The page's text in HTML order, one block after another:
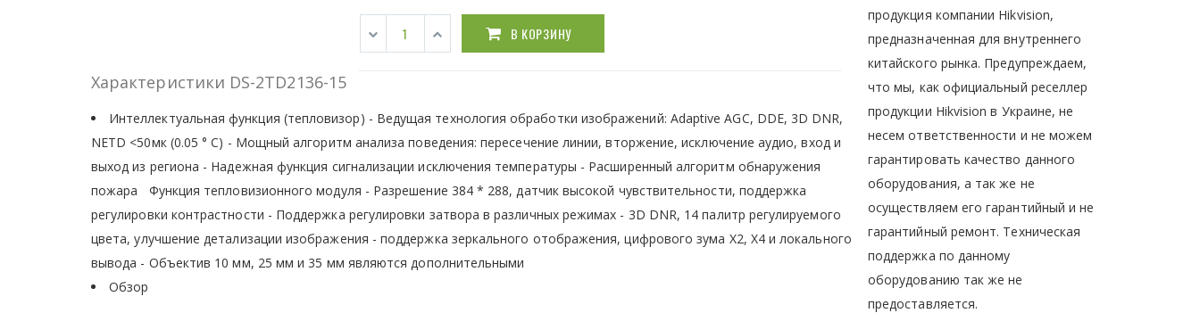
В КОРЗИНУ
Характеристики DS-2TD2136-15
Интеллектуальная функция (тепловизор) - Ведущая технология обработки изображений: Adaptive AGC, DDE, 3D DNR,
NETD <50мк (0.05 ° C) - Мощный алгоритм анализа поведения: пересечение линии, вторжение, исключение аудио, вход и
выход из региона - Надежная функция сигнализации исключения температуры - Расширенный алгоритм обнаружения
пожара Функция тепловизионного модуля - Разрешение 384 * 288, датчик высокой чувствительности, поддержка
регулировки контрастности - Поддержка регулировки затвора в различных режимах - 3D DNR, 14 палитр регулируемого
цвета, улучшение детализации изображения - поддержка зеркального отображения, цифрового зума X2, X4 и локального
вывода - Объектив 10 мм, 25 мм и 35 мм являются дополнительными
Обзор
продукция компании Hikvision,
предназначенная для внутреннего
китайского рынка. Предупреждаем,
что мы, как официальный реселлер
продукции Hikvision в Украине, не
несем ответственности и не можем
гарантировать качество данного
оборудования, а так же не
осуществляем его гарантийный и не
гарантийный ремонт. Техническая
поддержка по данному
оборудованию так же не
предоставляется.